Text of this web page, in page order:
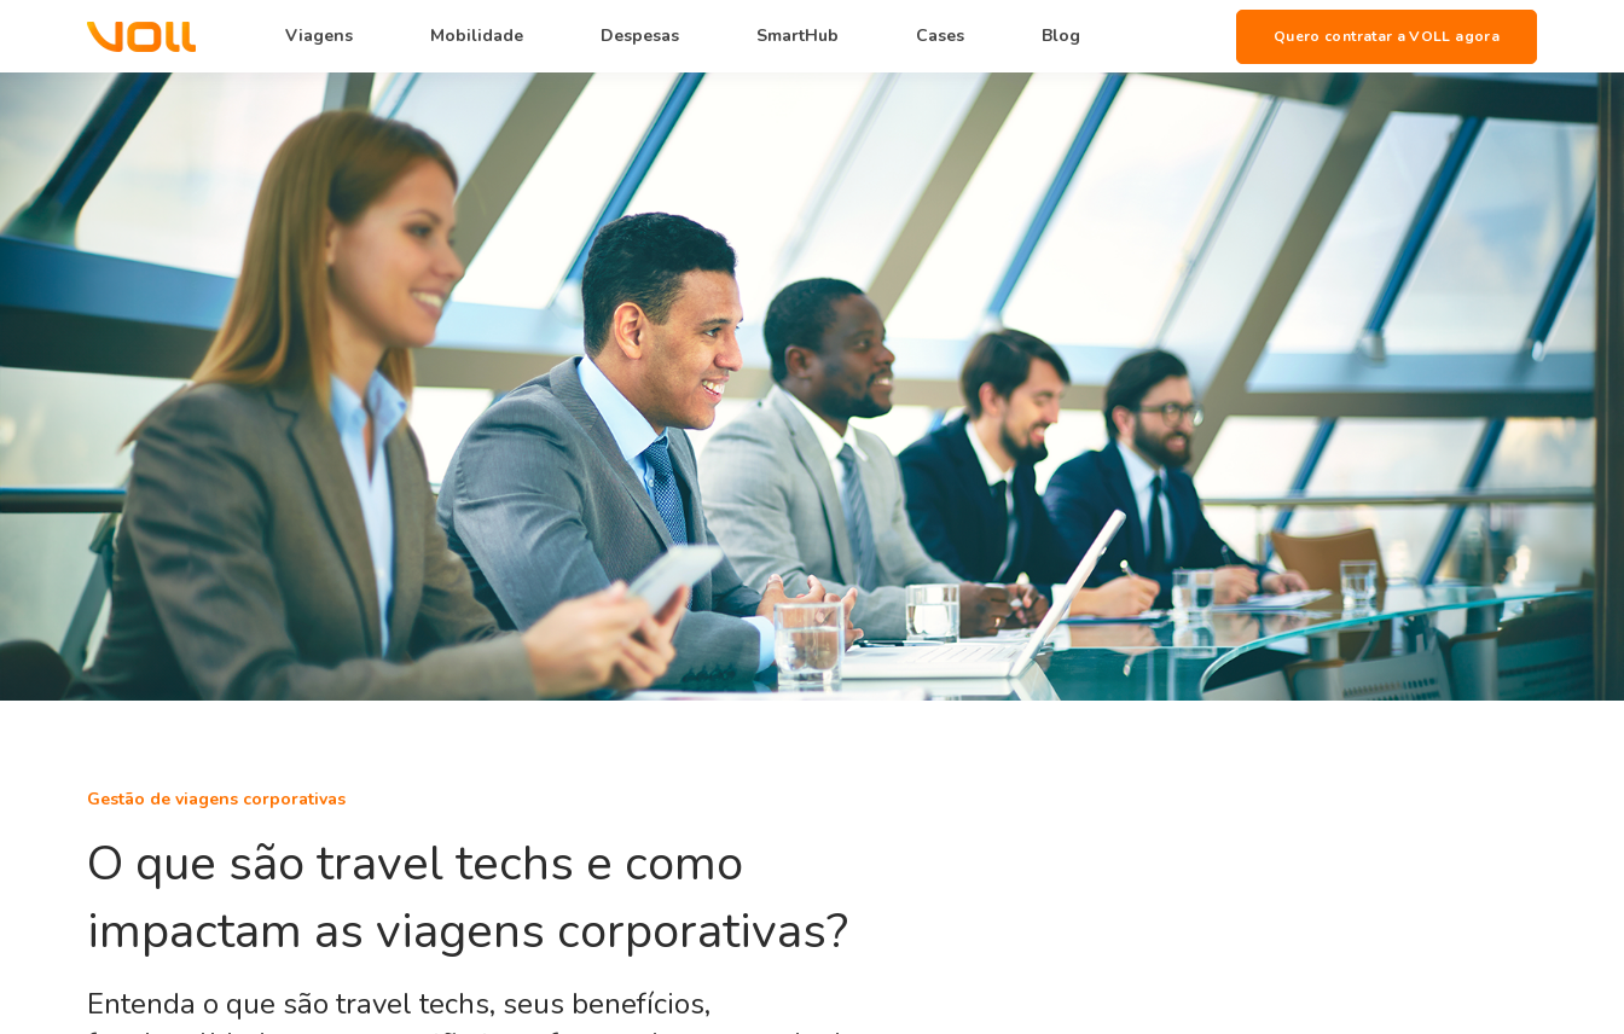
Viagens Mobilidade Despesas SmartHub Cases Blog Quero contratar a VOLL agora
Gestão de viagens corporativas
O que são travel techs e como
impactam as viagens corporativas?
Entenda o que são travel techs, seus benefícios,